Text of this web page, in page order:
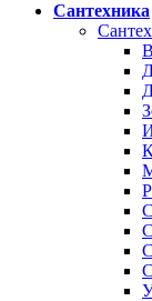
Сантехника